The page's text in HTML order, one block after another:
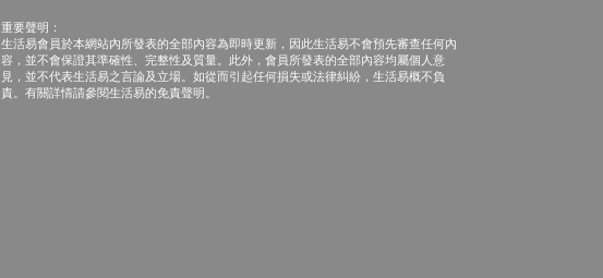
重要聲明：
生活易會員於本網站內所發表的全部內容為即時更新，因此生活易不會預先審查任何內
容，並不會保證其準確性、完整性及質量。此外，會員所發表的全部內容均屬個人意
見，並不代表生活易之言論及立場。如從而引起任何損失或法律糾紛，生活易概不負
責。有關詳情請參閱生活易的免責聲明。